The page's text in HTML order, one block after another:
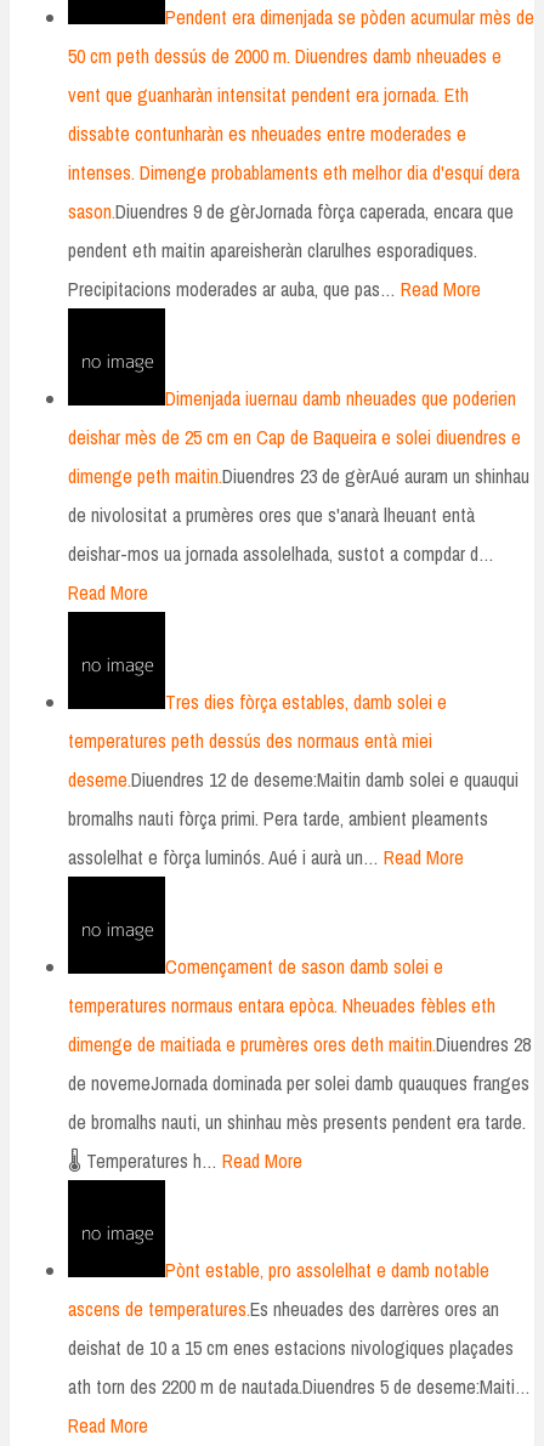
Pendent era dimenjada se pòden acumular mès de
50 cm peth dessús de 2000 m. Diuendres damb nheuades e
vent que guanharàn intensitat pendent era jornada. Eth
dissabte contunharàn es nheuades entre moderades e
intenses. Dimenge probablaments eth melhor dia d'esquí dera
sason.Diuendres 9 de gèrJornada fòrça caperada, encara que
pendent eth maitin apareisheràn clarulhes esporadiques.
Precipitacions moderades ar auba, que pas… Read More
Dimenjada iuernau damb nheuades que poderien
deishar mès de 25 cm en Cap de Baqueira e solei diuendres e
dimenge peth maitin.Diuendres 23 de gèrAué auram un shinhau
de nivolositat a prumères ores que s'anarà lheuant entà
deishar-mos ua jornada assolelhada, sustot a compdar d…
Read More
Tres dies fòrça estables, damb solei e
temperatures peth dessús des normaus entà miei
deseme.Diuendres 12 de deseme:Maitin damb solei e quauqui
bromalhs nauti fòrça primi. Pera tarde, ambient pleaments
assolelhat e fòrça luminós. Aué i aurà un… Read More
Començament de sason damb solei e
temperatures normaus entara epòca. Nheuades fèbles eth
dimenge de maitiada e prumères ores deth maitin.Diuendres 28
de novemeJornada dominada per solei damb quauques franges
de bromalhs nauti, un shinhau mès presents pendent era tarde.
🌡️ Temperatures h… Read More
Pònt estable, pro assolelhat e damb notable
ascens de temperatures.Es nheuades des darrères ores an
deishat de 10 a 15 cm enes estacions nivologiques plaçades
ath torn des 2200 m de nautada.Diuendres 5 de deseme:Maiti…
Read More